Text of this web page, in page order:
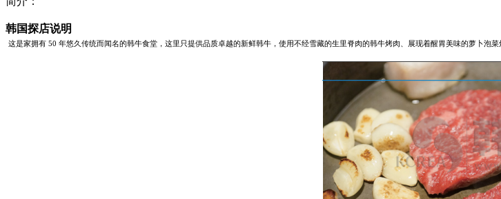
韩国探店说明
这是家拥有 50 年悠久传统而闻名的韩牛食堂，这里只提供品质卓越的新鲜韩牛，使用不经雪藏的生里脊肉的韩牛烤肉、展现着醒胃美味的萝卜泡